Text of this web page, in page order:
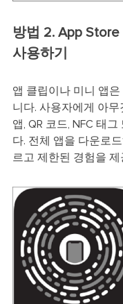
방법 2. App
사용하기
앱 클립이나 미니 앱
니다. 사용자에게 아
앱, QR 코드, NFC 태
다. 전체 앱을 다운로
르고 제한된 경험을